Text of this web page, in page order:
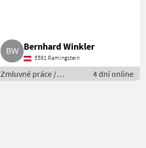
Bernhard Winkler
5591 Ramingstein
Zmluvné práce /
Rekultivačné práce
4 dní online